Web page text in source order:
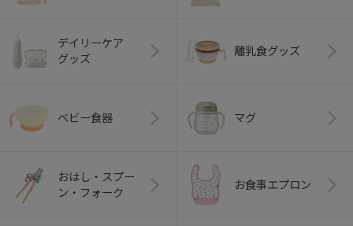
デイリーケア
グッズ
離乳食グッズ
ベビー食器 マグ
おはし・スプー
ン・フォーク
お食事エプロン